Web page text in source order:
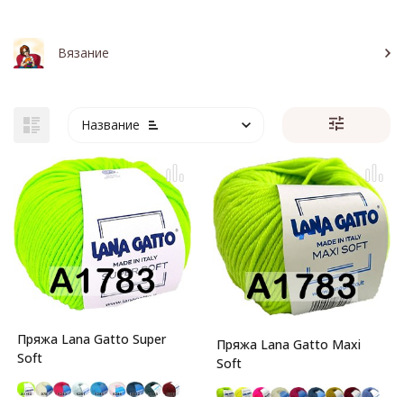
Вязание
Название
Пряжа Lana Gatto Super
Soft
Пряжа Lana Gatto Maxi
Soft